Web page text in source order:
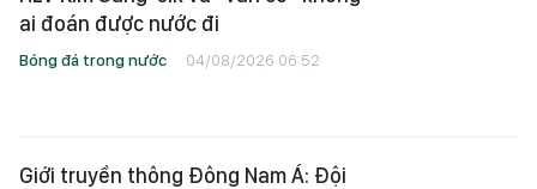
ai đoán được nước đi
Bóng đá trong nước 04/08/2026 06:52
Giới truyền thông Đông Nam Á: Đội